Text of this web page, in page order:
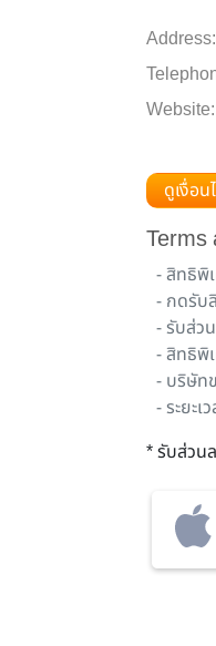
ดูเงื่อ
Terms
- สิทธิพิ
- กดรับ
- รับส่ว
- สิทธิพิ
- บริษัท
- ระยะ
* รับส่วน